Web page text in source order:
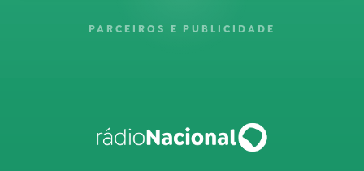
PARCEIROS E PUBLICIDADE